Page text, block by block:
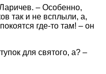
– Особенно,
так и не всплыли, а,
где-то там! – он
для святого, а? –